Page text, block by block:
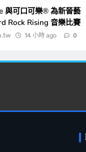
與可口可樂® 為新晉藝
Rock Rising 音樂比賽
14 小時 ago 0